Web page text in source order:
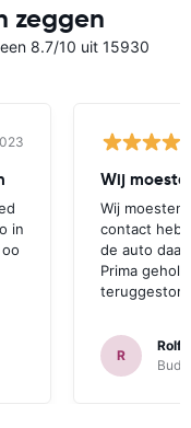
zeggen
8.7/10 uit 15930
in
Wij
Wij moesten
contact
de auto
Prima
R
Rolf